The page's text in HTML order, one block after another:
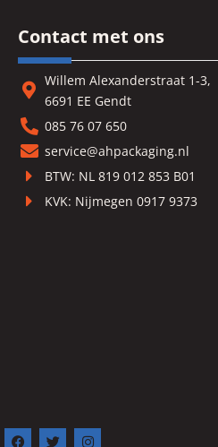
Contact met ons
Willem Alexanderstraat 1-3,
6691 EE Gendt
085 76 07 650
service@ahpackaging.nl
BTW: NL 819 012 853 B01
KVK: Nijmegen 0917 9373
F T I